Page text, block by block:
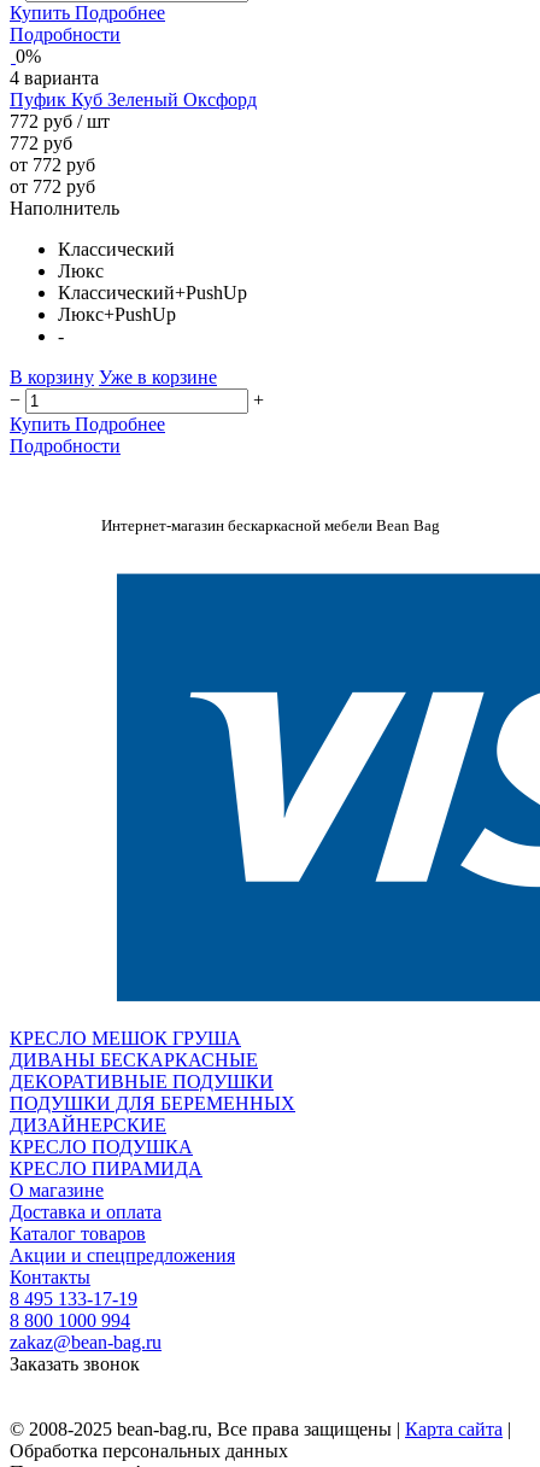
Купить Подробнее
Подробности
0%
4 варианта
Пуфик Куб Зеленый Оксфорд
772 руб / шт
772 руб
от 772 руб
от 772 руб
Наполнитель
Классический
Люкс
Классический+PushUp
Люкс+PushUp
-
В корзину Уже в корзине
−
+
Купить Подробнее
Подробности
Интернет-магазин бескаркасной мебели Bean Bag
КРЕСЛО МЕШОК ГРУША
ДИВАНЫ БЕСКАРКАСНЫЕ
ДЕКОРАТИВНЫЕ ПОДУШКИ
ПОДУШКИ ДЛЯ БЕРЕМЕННЫХ
ДИЗАЙНЕРСКИЕ
КРЕСЛО ПОДУШКА
КРЕСЛО ПИРАМИДА
О магазине
Доставка и оплата
Каталог товаров
Акции и спецпредложения
Контакты
8 495 133-17-19
8 800 1000 994
zakaz@bean-bag.ru
Заказать звонок
© 2008-2025 bean-bag.ru, Все права защищены | Карта сайта |
Обработка персональных данных